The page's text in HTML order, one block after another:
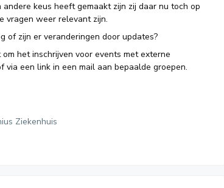
keus heeft gemaakt zijn zij daar nu toch op
vragen weer relevant zijn.
of zijn er veranderingen door updates?
het inschrijven voor events met externe
een link in een mail aan bepaalde groepen.
Ziekenhuis